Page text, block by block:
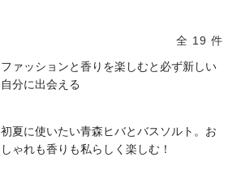
全 19 件
ファッションと香りを楽しむと必ず新しい
自分に出会える
初夏に使いたい青森ヒバとバスソルト。お
しゃれも香りも私らしく楽しむ！